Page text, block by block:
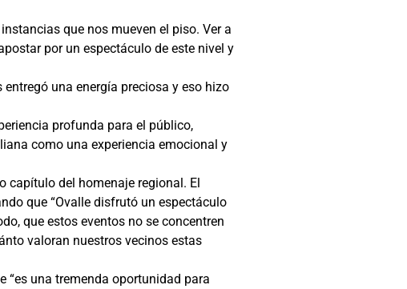
que nos mueven el piso. Ver a
por un espectáculo de este nivel y
una energía preciosa y eso hizo
profunda para el público,
como una experiencia emocional y
capítulo del homenaje regional. El
que “Ovalle disfrutó un espectáculo
que estos eventos no se concentren
valoran nuestros vecinos estas
“es una tremenda oportunidad para